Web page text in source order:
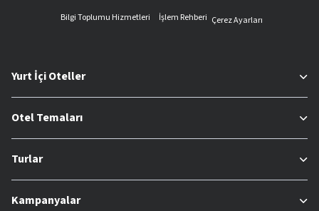
Bilgi Toplumu Hizmetleri
İşlem Rehberi Çerez Ayarları
Yurt İçi Oteller
Otel Temaları
Turlar
Kampanyalar